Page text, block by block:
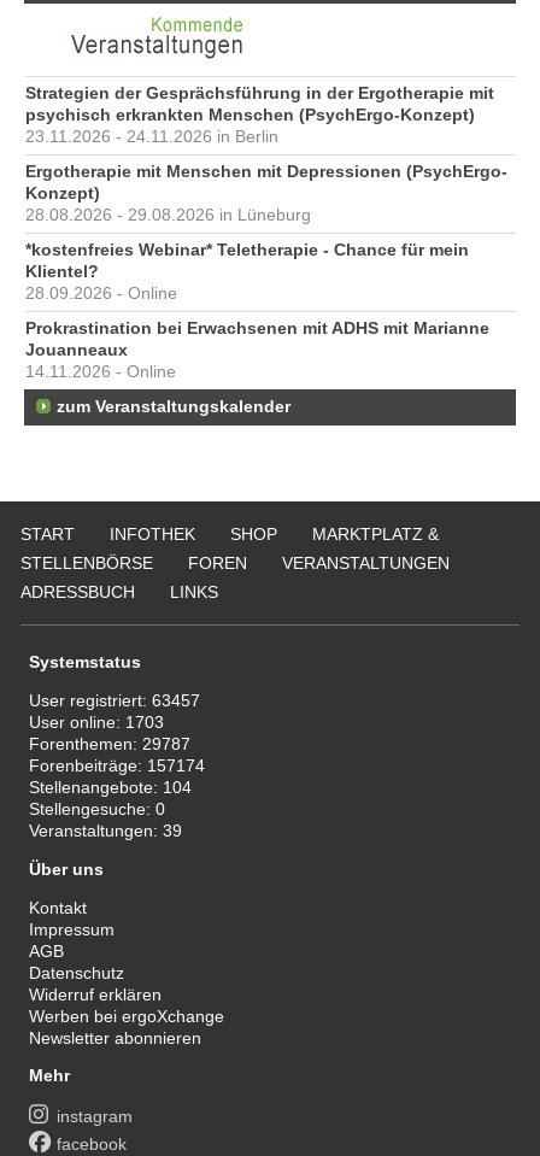
Strategien der Gesprächsführung in der Ergotherapie mit
psychisch erkrankten Menschen (PsychErgo-Konzept)
23.11.2026 - 24.11.2026 in Berlin
Ergotherapie mit Menschen mit Depressionen (PsychErgo-
Konzept)
28.08.2026 - 29.08.2026 in Lüneburg
*kostenfreies Webinar* Teletherapie - Chance für mein
Klientel?
28.09.2026 - Online
Prokrastination bei Erwachsenen mit ADHS mit Marianne
Jouanneaux
14.11.2026 - Online
zum Veranstaltungskalender
START INFOTHEK SHOP
MARKTPLATZ &
STELLENBÖRSE
FOREN
VERANSTALTUNGEN
ADRESSBUCH
LINKS
Systemstatus
User registriert:63457
User online: 1703
Forenthemen: 29787
Forenbeiträge: 157174
Stellenangebote: 104
Stellengesuche:0
Veranstaltungen:39
Über uns
Kontakt
Impressum
AGB
Datenschutz
Widerruf erklären
Werben bei ergoXchange
Newsletter abonnieren
Mehr
instagram
facebook